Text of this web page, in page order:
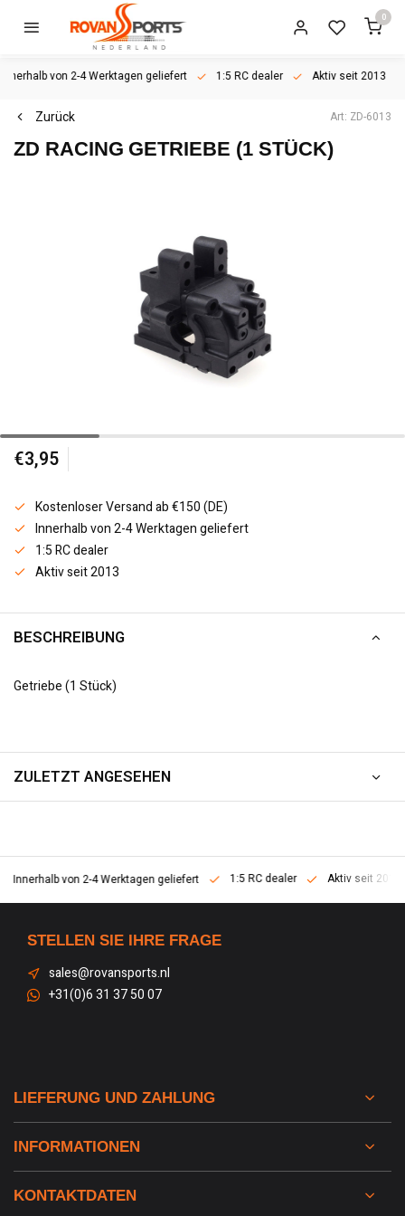
0
von 2-4 Werktagen geliefert 1:5 RC dealer Aktiv seit 2013
Zurück Art: ZD-6013
ZD RACING GETRIEBE (1 STÜCK)
€3,95
Kostenloser Versand ab €150 (DE)
Innerhalb von 2-4 Werktagen geliefert
1:5 RC dealer
Aktiv seit 2013
BESCHREIBUNG
Getriebe (1 Stück)
ZULETZT ANGESEHEN
von 2-4 Werktagen geliefert 1:5 RC dealer Aktiv seit 2013
STELLEN SIE IHRE FRAGE
sales@rovansports.nl
+31(0)6 31 37 50 07
LIEFERUNG UND ZAHLUNG
INFORMATIONEN
KONTAKTDATEN